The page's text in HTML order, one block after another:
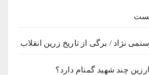
نژاد / برگی از تاریخ زرین انقلاب
چند شهید گمنام دارد؟